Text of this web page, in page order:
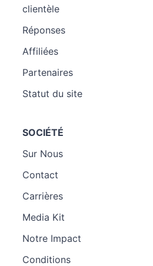
clientèle
Réponses
Affiliées
Partenaires
Statut du site
SOCIÉTÉ
Sur Nous
Contact
Carrières
Media Kit
Notre Impact
Conditions